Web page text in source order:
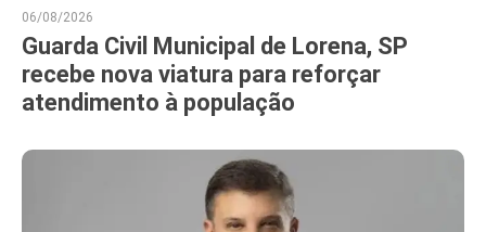
06/08/2026
Guarda Civil Municipal de Lorena, SP
recebe nova viatura para reforçar
atendimento à população